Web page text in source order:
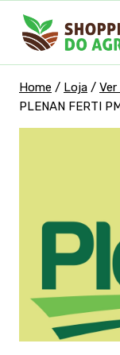
para
Home / Loja /
PLENAN FERTI